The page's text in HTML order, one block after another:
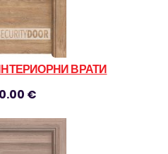
ИНТЕРИОРНИ ВРАТИ
€